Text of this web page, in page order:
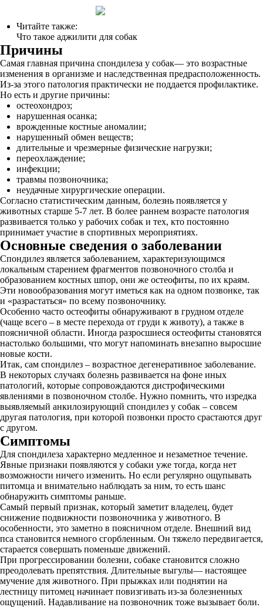
Читайте также:
Что такое аджилити для собак
Причины
Самая главная причина спондилеза у собак— это возрастные
изменения в организме и наследственная предрасположенность.
Из-за этого патология практически не поддается профилактике.
Но есть и другие причины:
остеохондроз;
нарушенная осанка;
врожденные костные аномалии;
нарушенный обмен веществ;
длительные и чрезмерные физические нагрузки;
переохлаждение;
инфекции;
травмы позвоночника;
неудачные хирургические операции.
Согласно статистическим данным, болезнь появляется у
животных старше 5-7 лет. В более раннем возрасте патология
развивается только у рабочих собак и тех, кто постоянно
принимает участие в спортивных мероприятиях.
Основные сведения о заболевании
Спондилез является заболеванием, характеризующимся
локальным старением фрагментов позвоночного столба и
образованием костных шпор, они же остеофиты, по их краям.
Эти новообразования могут иметься как на одном позвонке, так
и «разрастаться» по всему позвоночнику.
Особенно часто остеофиты обнаруживают в грудном отделе
(чаще всего – в месте перехода от груди к животу), а также в
поясничной области. Иногда разросшиеся остеофиты становятся
настолько большими, что могут напоминать внезапно выросшие
новые кости.
Итак, сам спондилез – возрастное дегенеративное заболевание.
В некоторых случаях болезнь развивается на фоне иных
патологий, которые сопровождаются дистрофическими
явлениями в позвоночном столбе. Нужно помнить, что изредка
выявляемый анкилозирующий спондилез у собак – совсем
другая патология, при которой позвонки просто срастаются друг
с другом.
Симптомы
Для спондилеза характерно медленное и незаметное течение.
Явные признаки появляются у собаки уже тогда, когда нет
возможности ничего изменить. Но если регулярно ощупывать
питомца и внимательно наблюдать за ним, то есть шанс
обнаружить симптомы раньше.
Самый первый признак, который заметит владелец, будет
снижение подвижности позвоночника у животного. В
особенности, это заметно в поясничном отделе. Внешний вид
пса становится немного сгорбленным. Он тяжело передвигается,
старается совершать поменьше движений.
При прогрессировании болезни, собаке становится сложно
преодолевать препятствия. Длительные выгулы— настоящее
мучение для животного. При прыжках или поднятии на
лестницу питомец начинает повизгивать из-за болезненных
ощущений. Надавливание на позвоночник тоже вызывает боли.